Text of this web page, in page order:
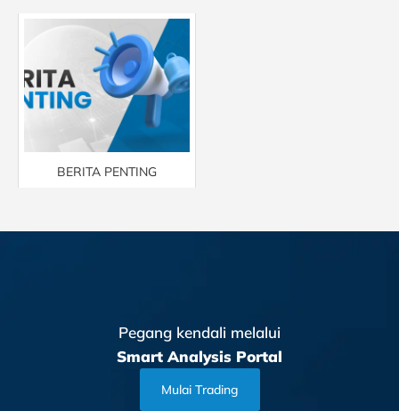
BERITA PENTING
Pegang kendali melalui
Smart Analysis Portal
Mulai Trading